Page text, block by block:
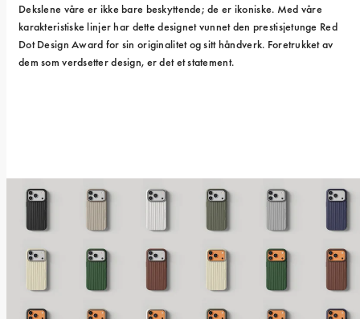
Dekslene våre er ikke bare beskyttende; de er ikoniske. Med våre
karakteristiske linjer har dette designet vunnet den prestisjetunge Red
Dot Design Award for sin originalitet og sitt håndverk. Foretrukket av
dem som verdsetter design, er det et statement.